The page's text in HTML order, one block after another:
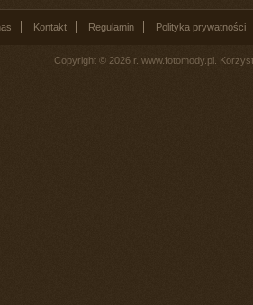
Kontakt Regulamin Polityka prywatności
Copyright © 2026 r. www.fotomody.pl.